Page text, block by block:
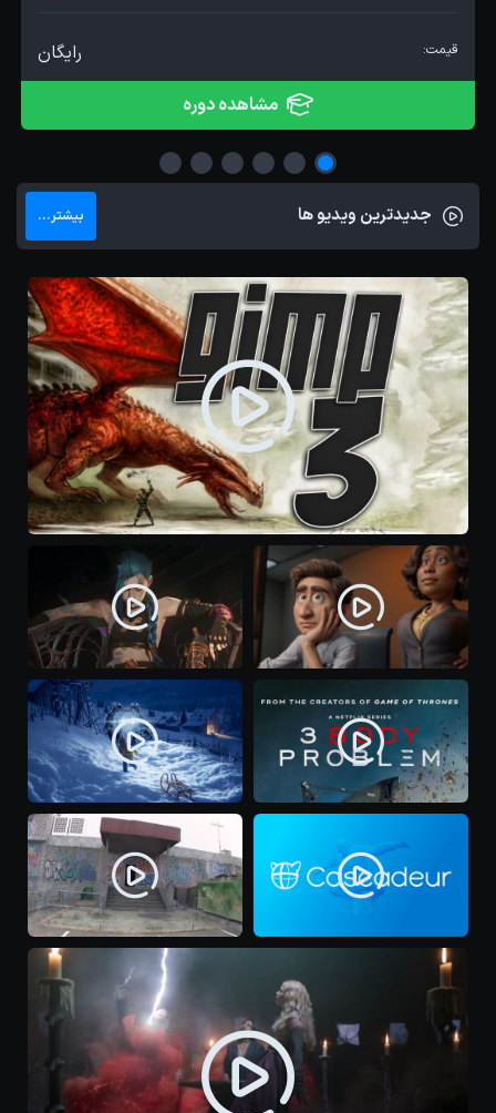
قیمت:
رایگان
مشاهده دوره
جدیدترین ویدیو ها بیشتر...